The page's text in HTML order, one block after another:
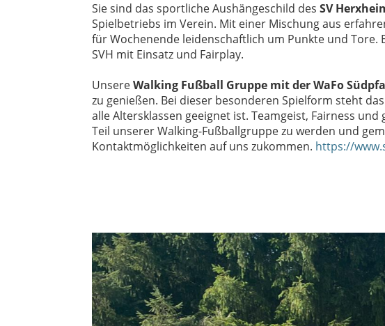
Sie sind das sportliche Aushängeschild des SV
Spielbetriebs im Verein. Mit einer Mischung aus
für Wochenende leidenschaftlich um Punkte und Tore.
SVH mit Einsatz und Fairplay.
UnsereWalking Fußball Gruppe mit der WaFo
zu genießen. Bei dieser besonderen Spielform steht
alle Altersklassen geeignet ist. Teamgeist, Fairness
Teil unserer Walking-Fußballgruppe zu werden und
Kontaktmöglichkeiten auf uns zukommen. https://